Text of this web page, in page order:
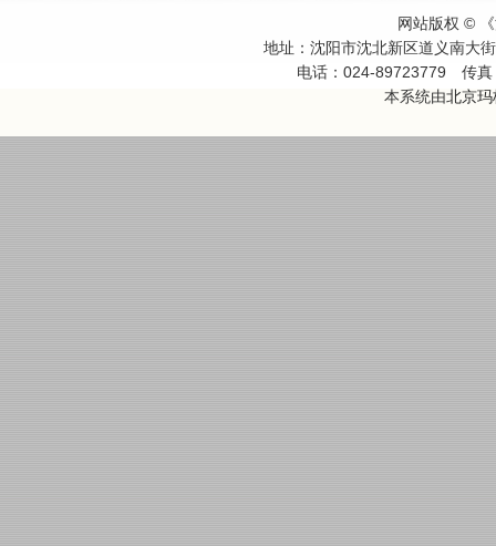
网站版权 ©
地址：沈阳市沈北新区道义南大
电话：024-89723779 传
本系统由北京